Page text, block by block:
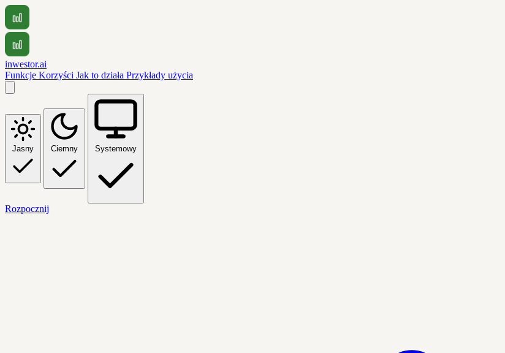
inwestor.ai
Funkcje Korzyści Jak to działa Przykłady użycia
Jasny Ciemny Systemowy
Rozpocznij